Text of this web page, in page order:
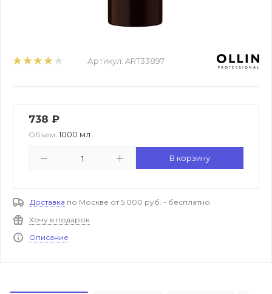
Артикул: ART33897
738 ₽
Объем: 1000 мл
В корзину
Доставка по Москве от 5 000 руб. - бесплатно
Хочу в подарок
Описание